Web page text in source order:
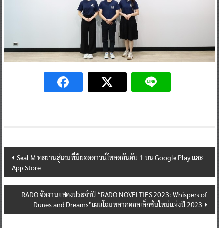
Post
navigation
Seal M ทะยานสู่เกมที่มียอดดาวน์โหลดอันดับ 1 บน Google Play และ
App Store
RADO จัดงานแสดงประจำปี “RADO NOVELTIES 2023: Whispers of
Dunes and Dreams”เผยโฉมหลากคอลเล็กชั่นใหม่แห่งปี 2023